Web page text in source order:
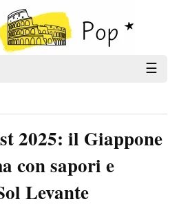
☰
2025: il Giappone
con sapori e
Levante